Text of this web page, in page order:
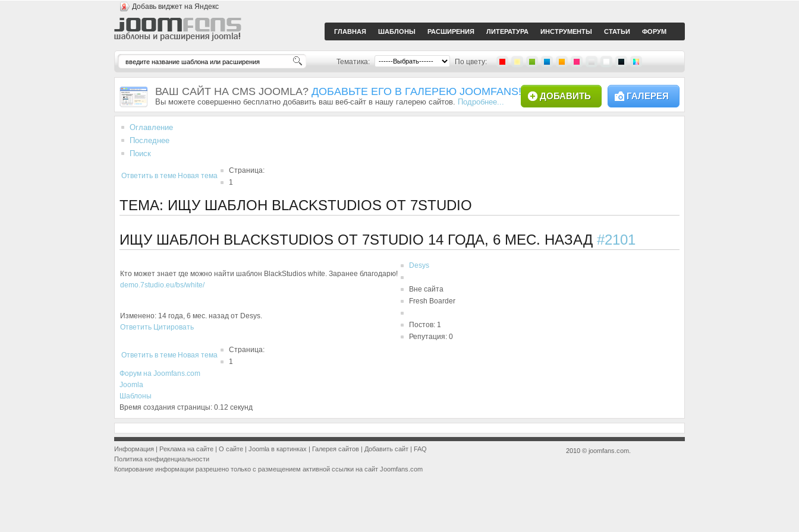
Добавь виджет на Яндекс
ГЛАВНАЯ ШАБЛОНЫ РАСШИРЕНИЯ ЛИТЕРАТУРА ИНСТРУМЕНТЫ СТАТЬИ ФОРУМ
Тематика: По цвету:
ВАШ САЙТ НА CMS JOOMLA? ДОБАВЬТЕ ЕГО В ГАЛЕРЕЮ JOOMFANS!
Вы можете совершенно бесплатно добавить ваш веб-сайт в нашу галерею сайтов. Подробнее...
ГАЛЕРЕЯ
ДОБАВИТЬ
Оглавление
Последнее
Поиск
Ответить в теме Новая тема
Страница:
1
ТЕМА: ИЩУ ШАБЛОН BLACKSTUDIOS ОТ 7STUDIO
ИЩУ ШАБЛОН BLACKSTUDIOS ОТ 7STUDIO 14 ГОДА, 6 МЕС. НАЗАД #2101
Кто может знает где можно найти шаблон BlackStudios white. Заранее благодарю!
demo.7studio.eu/bs/white/
Desys
Вне сайта
Fresh Boarder
Постов: 1
Репутация: 0
Изменено: 14 года, 6 мес. назад от Desys.
Ответить Цитировать
Ответить в теме Новая тема
Страница:
1
Форум на Joomfans.com
Joomla
Шаблоны
Время создания страницы: 0.12 секунд
Информация | Реклама на сайте | О сайте | Joomla в картинках | Галерея сайтов | Добавить сайт | FAQ
Политика конфиденциальности
Копирование информации разрешено только с размещением активной ссылки на сайт Joomfans.com
2010 © joomfans.com